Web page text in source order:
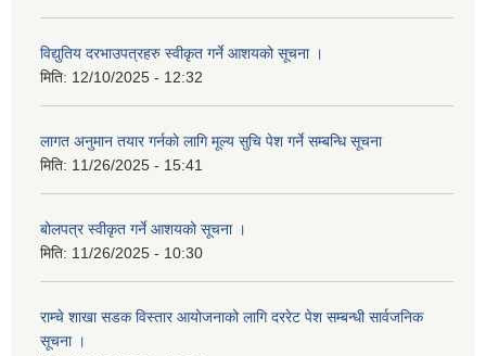
विद्युतिय दरभाउपत्रहरु स्वीकृत गर्ने आशयको सूचना ।
मिति: 12/10/2025 - 12:32
लागत अनुमान तयार गर्नकाे लागि मूल्य सुचि पेश गर्ने सम्बन्धि सूचना
मिति: 11/26/2025 - 15:41
बोलपत्र स्वीकृत गर्ने आशयको सूचना ।
मिति: 11/26/2025 - 10:30
राम्चे शाखा सडक विस्तार आयोजनाको लागि दररेट पेश सम्बन्धी सार्वजनिक
सूचना ।